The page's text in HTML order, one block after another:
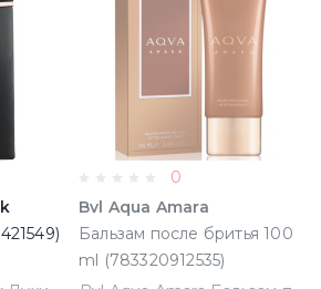
0
Bvl Aqua Amara
Бальзам после бритья 100
ml (783320912535)